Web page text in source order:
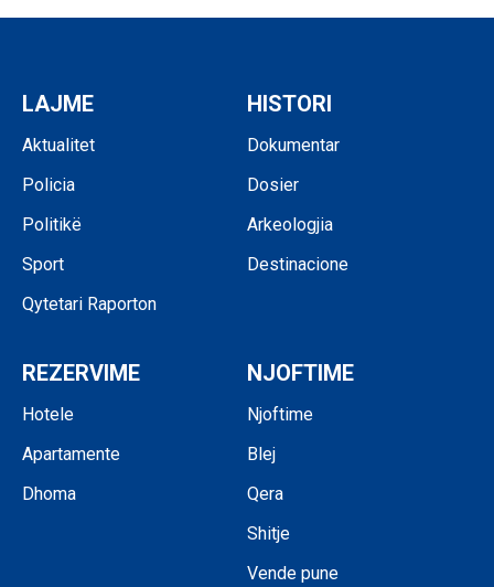
LAJME
Aktualitet
Policia
Politikë
Sport
Qytetari Raporton
HISTORI
Dokumentar
Dosier
Arkeologjia
Destinacione
REZERVIME
Hotele
Apartamente
Dhoma
NJOFTIME
Njoftime
Blej
Qera
Shitje
Vende pune